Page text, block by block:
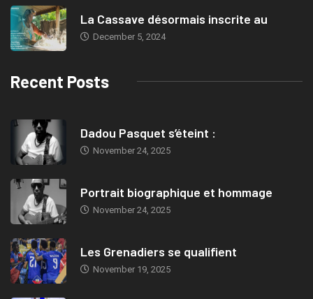
La Cassave désormais inscrite au
December 5, 2024
Recent Posts
Dadou Pasquet s’éteint :
November 24, 2025
Portrait biographique et hommage
November 24, 2025
Les Grenadiers se qualifient
November 19, 2025